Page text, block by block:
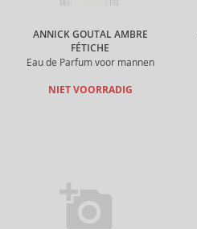
ANNICK GOUTAL AMBRE
FÉTICHE
Eau de Parfum voor mannen
NIET VOORRADIG